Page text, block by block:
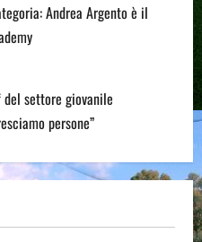
Andrea Argento è il
settore giovanile
persone”